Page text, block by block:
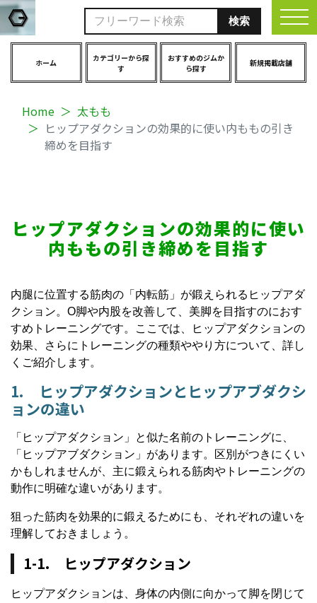
ホーム
カテゴリーから探
す
おすすめのジムか
ら探す
新規掲載店舗
Home
太もも
ヒップアダクションの効果的に使い内ももの引き
締めを目指す
ヒップアダクションの効果的に使い
内ももの引き締めを目指す
内腿に位置する筋肉の「内転筋」が鍛えられるヒップアダ
クション。O脚や内股を改善して、美脚を目指すのにおす
すめトレーニングです。ここでは、ヒップアダクションの
効果、さらにトレーニングの種類ややり方について、詳し
くご紹介します。
1. ヒップアダクションとヒップアブダクシ
ョンの違い
「ヒップアダクション」と似た名前のトレーニングに、
「ヒップアブダクション」があります。区別がつきにくい
かもしれませんが、主に鍛えられる筋肉やトレーニングの
動作に明確な違いがあります。
狙った筋肉を効果的に鍛えるためにも、それぞれの違いを
理解しておきましょう。
1-1. ヒップアダクション
ヒップアダクションは、身体の内側に向かって脚を閉じて